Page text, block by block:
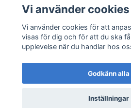
© 2026
Vi använder cookies
Vi använder cookies för att
visas för dig och för att du ska
upplevelse när du handlar hos
Godkänn alla
Inställningar